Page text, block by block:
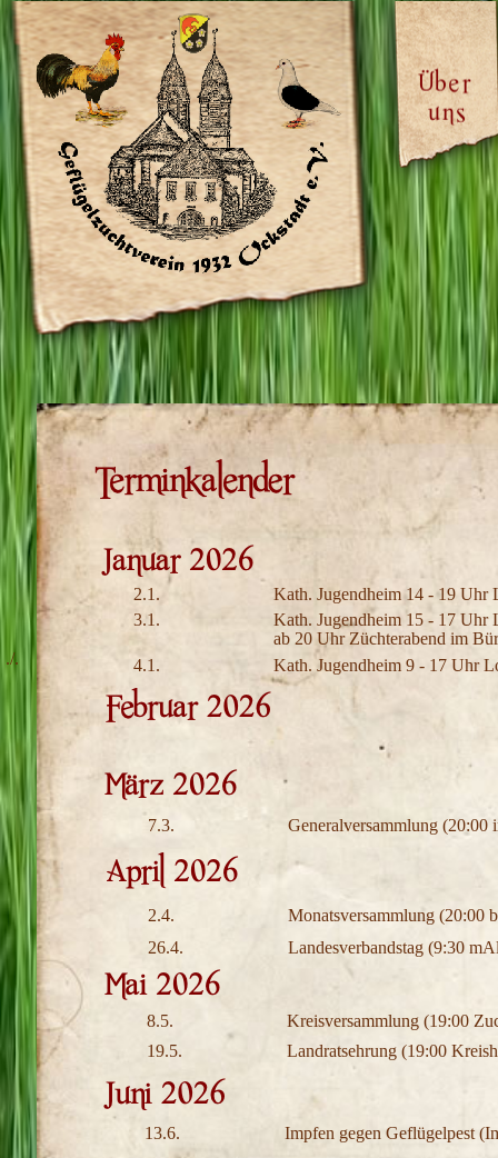
7.3. Generalversammlung (20:00
2.4.
Monatsversammlung (20:00
26.4.
Landesverbandstag (9:30
13.6. Impfen gegen Geflügelpest
8.5.
Kreisversammlung (19:00
19.5.
Landratsehrung (19:00
./.
2.1.
Kath. Jugendheim 14 - 19 Uhr
3.1.
Kath. Jugendheim 15 - 17 Uhr
ab 20 Uhr Züchterabend im
4.1.
Kath. Jugendheim 9 - 17 Uhr